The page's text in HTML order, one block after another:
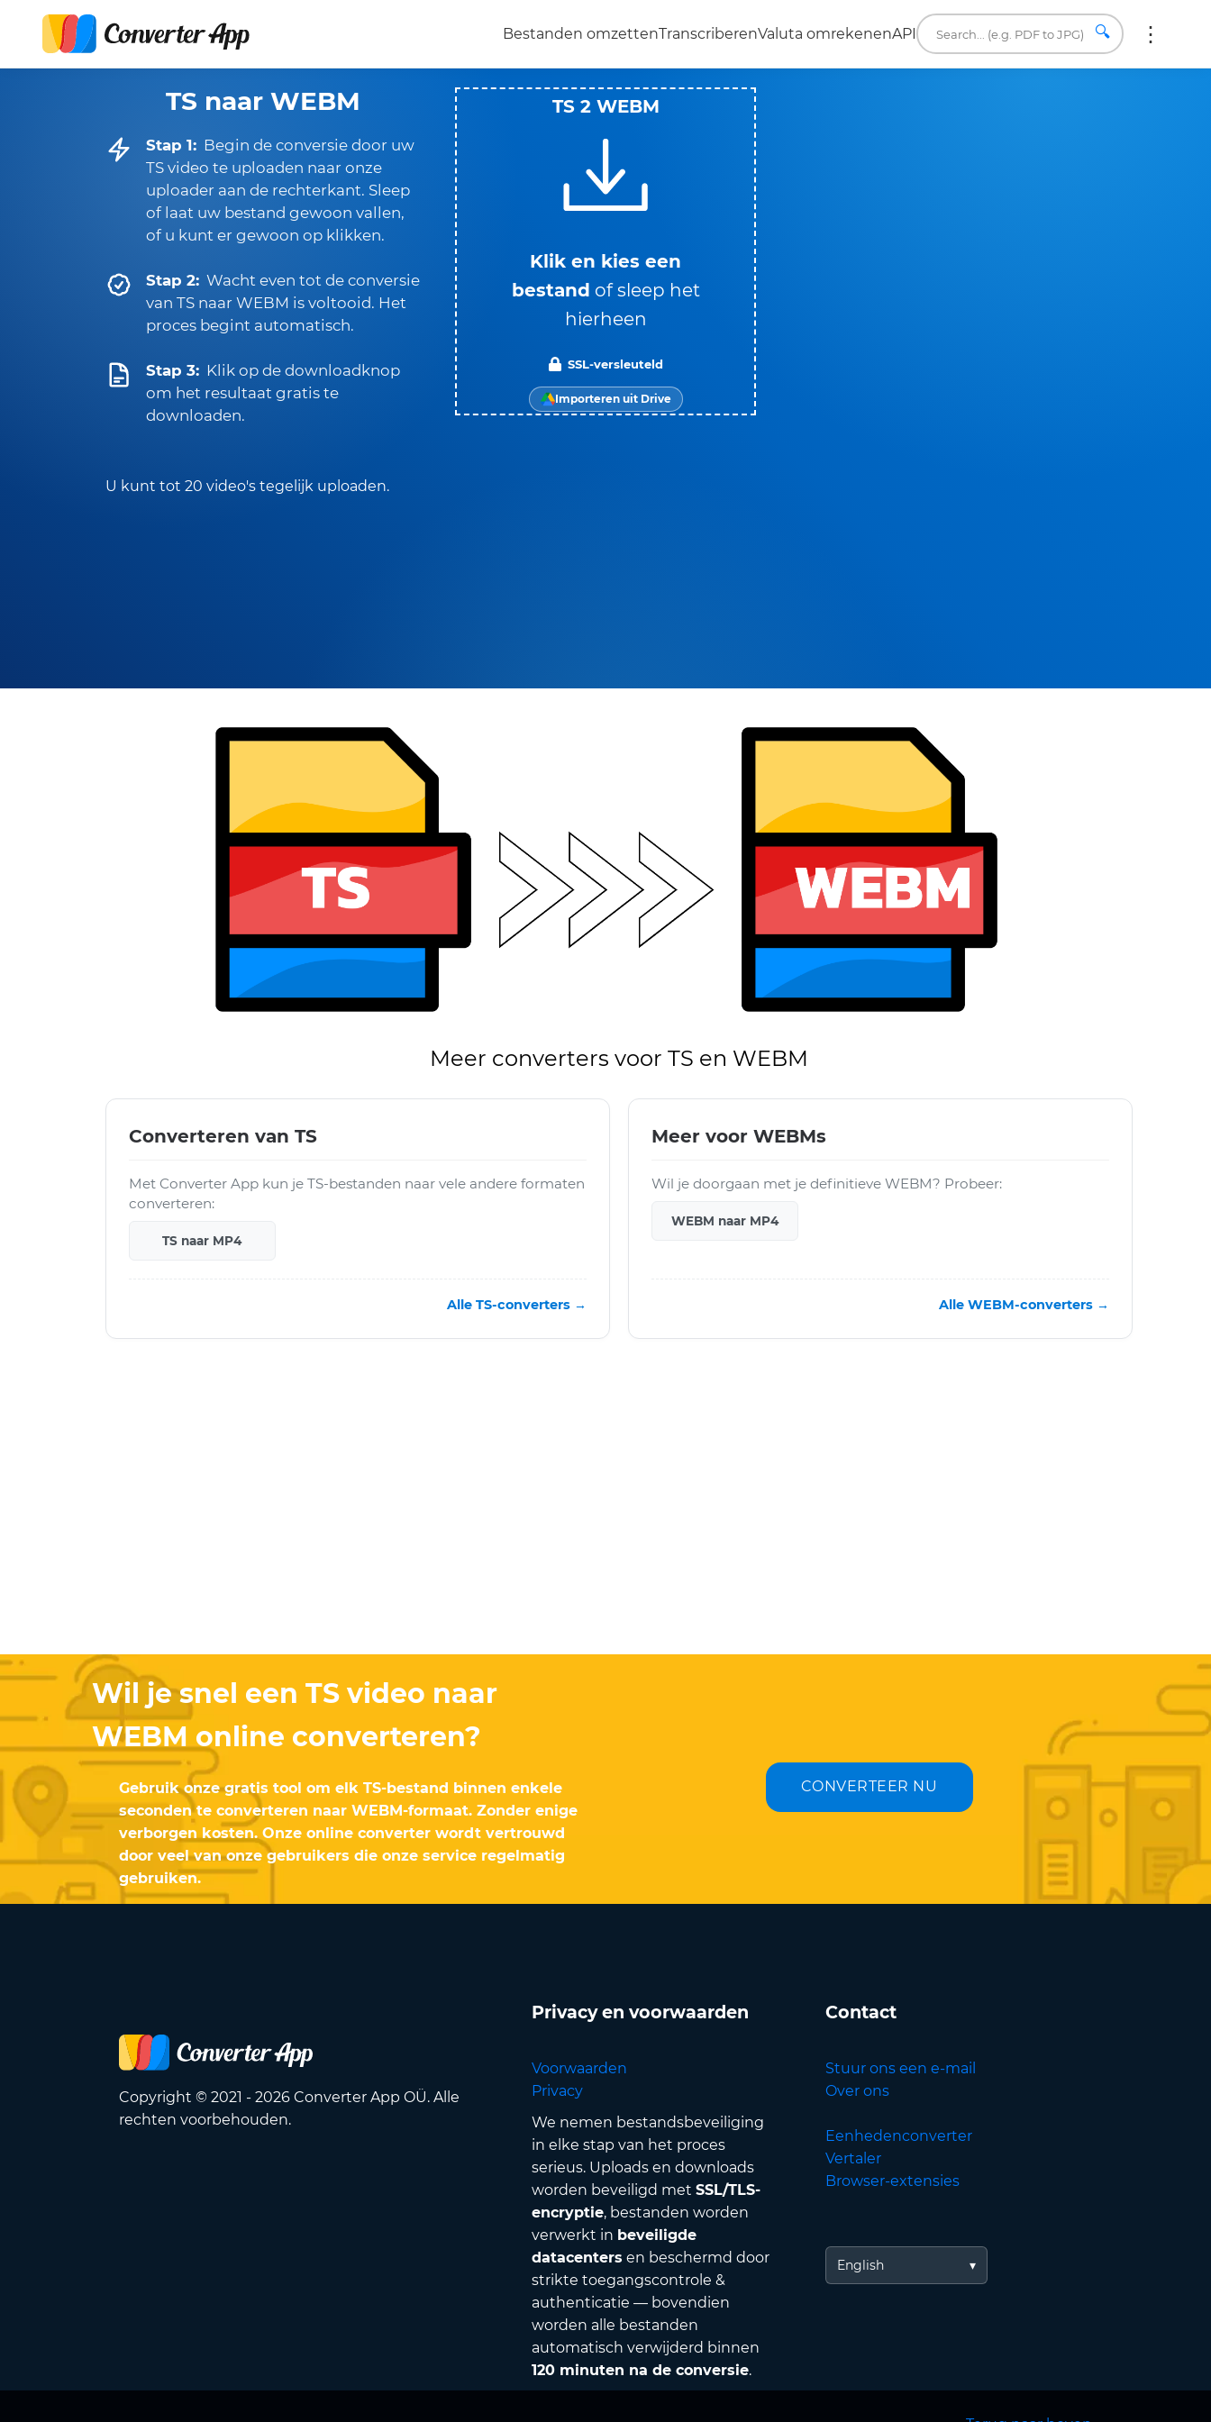
Bestanden omzettenTranscriberenValuta omrekenenAPI 🔍
TS naar WEBM
Stap 1: Begin de conversie door uw
TS video te uploaden naar onze
uploader aan de rechterkant. Sleep
of laat uw bestand gewoon vallen,
of u kunt er gewoon op klikken.
Stap 2: Wacht even tot de conversie
van TS naar WEBM is voltooid. Het
proces begint automatisch.
Stap 3: Klik op de downloadknop
om het resultaat gratis te
downloaden.
U kunt tot 20 video's tegelijk uploaden.
TS 2 WEBM
Klik en kies een
bestand of sleep het
hierheen
SSL-versleuteld
Importeren uit Drive
Meer converters voor TS en WEBM
Converteren van TS
Met Converter App kun je TS-bestanden naar vele andere formaten
converteren:
TS naar MP4
Alle TS-converters →
Meer voor WEBMs
Wil je doorgaan met je definitieve WEBM? Probeer:
WEBM naar MP4
Alle WEBM-converters →
Wil je snel een TS video naar
WEBM online converteren?
Gebruik onze gratis tool om elk TS-bestand binnen enkele
seconden te converteren naar WEBM-formaat. Zonder enige
verborgen kosten. Onze online converter wordt vertrouwd
door veel van onze gebruikers die onze service regelmatig
gebruiken.
CONVERTEER NU
Copyright © 2021 - 2026 Converter App OÜ. Alle
rechten voorbehouden.
Privacy en voorwaarden
Voorwaarden
Privacy
We nemen bestandsbeveiliging
in elke stap van het proces
serieus. Uploads en downloads
worden beveiligd met SSL/TLS-
encryptie, bestanden worden
verwerkt in beveiligde
datacenters en beschermd door
strikte toegangscontrole &
authenticatie — bovendien
worden alle bestanden
automatisch verwijderd binnen
120 minuten na de conversie.
Contact
Stuur ons een e-mail
Over ons
Eenhedenconverter
Vertaler
Browser-extensies
English